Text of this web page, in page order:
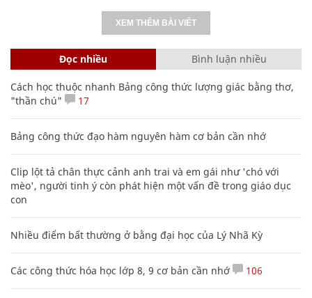
XEM THÊM BÀI VIẾT
Đọc nhiều Bình luận nhiều
Cách học thuộc nhanh Bảng công thức lượng giác bằng thơ,
"thần chú"
17
Bảng công thức đạo hàm nguyên hàm cơ bản cần nhớ
Clip lột tả chân thực cảnh anh trai và em gái như 'chó với
mèo', người tinh ý còn phát hiện một vấn đề trong giáo dục
con
Nhiều điểm bất thường ở bằng đại học của Lý Nhã Kỳ
Các công thức hóa học lớp 8, 9 cơ bản cần nhớ 106